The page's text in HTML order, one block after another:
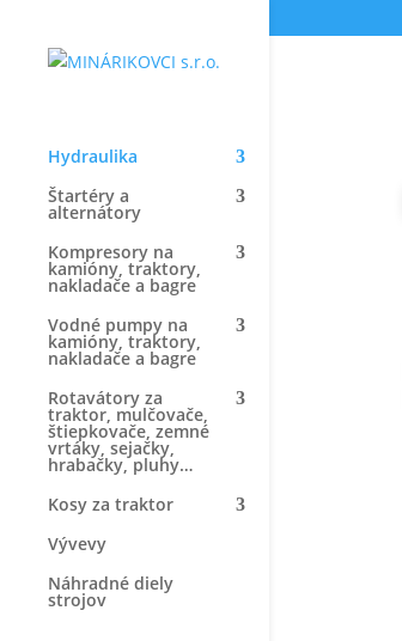
Hydraulika
Štartéry a
alternátory
Kompresory na
kamióny, traktory,
nakladače a bagre
Vodné pumpy na
kamióny, traktory,
nakladače a bagre
Rotavátory za
traktor, mulčovače,
štiepkovače, zemné
vrtáky, sejačky,
hrabačky, pluhy…
Kosy za traktor
Vývevy
Náhradné diely
strojov